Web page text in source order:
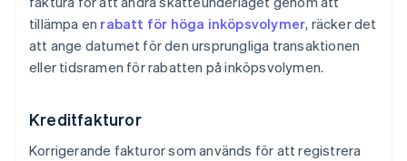
tillämpa en rabatt för höga inköpsvolymer, räcker det
att ange datumet för den ursprungliga transaktionen
eller tidsramen för rabatten på inköpsvolymen.
Kreditfakturor
Korrigerande fakturor som används för att registrera